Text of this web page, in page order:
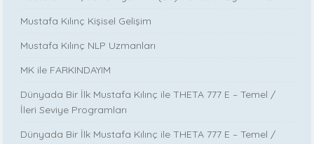
Mustafa Kılınç Kişisel Gelişim
Mustafa Kılınç NLP Uzmanları
MK ile FARKINDAYIM
Dünyada Bir İlk Mustafa Kılınç ile THETA 777 E – Temel /
İleri Seviye Programları
Dünyada Bir İlk Mustafa Kılınç ile THETA 777 E – Temel /